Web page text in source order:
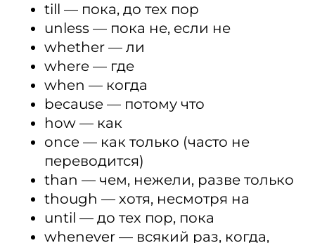
till — пока, до тех пор
unless — пока не, если не
whether — ли
where — где
when — когда
because — потому что
how — как
once — как только (часто не
переводится)
than — чем, нежели, разве только
though — хотя, несмотря на
until — до тех пор, пока
whenever — всякий раз, когда,